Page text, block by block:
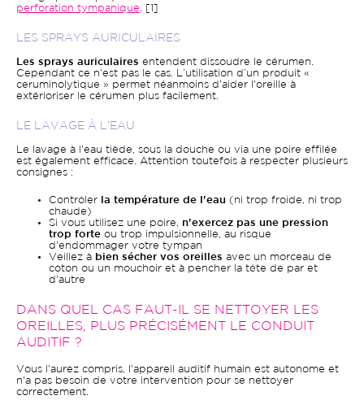
perforation tympanique . [1]
LES SPRAYS AURICULAIRES
Les sprays auriculaires entendent dissoudre le cérumen.
Cependant ce n'est pas le cas. L’utilisation d’un produit «
ceruminolytique » permet néanmoins d'aider l'oreille à
extérioriser le cérumen plus facilement.
LE LAVAGE À L'EAU
Le lavage à l'eau tiède, sous la douche ou via une poire effilée
est également efficace. Attention toutefois à respecter plusieurs
consignes :
Contrôler la température de l'eau (ni trop froide, ni trop
chaude)
Si vous utilisez une poire, n'exercez pas une pression
trop forte ou trop impulsionnelle, au risque
d'endommager votre tympan
Veillez à bien sécher vos oreilles avec un morceau de
coton ou un mouchoir et à pencher la tête de par et
d'autre
DANS QUEL CAS FAUT-IL SE NETTOYER LES
OREILLES, PLUS PRÉCISÉMENT LE CONDUIT
AUDITIF ?
Vous l'aurez compris, l'appareil auditif humain est autonome et
n'a pas besoin de votre intervention pour se nettoyer
correctement.